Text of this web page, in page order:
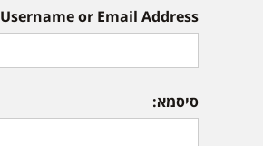
Username or Email Address:
סיסמא: